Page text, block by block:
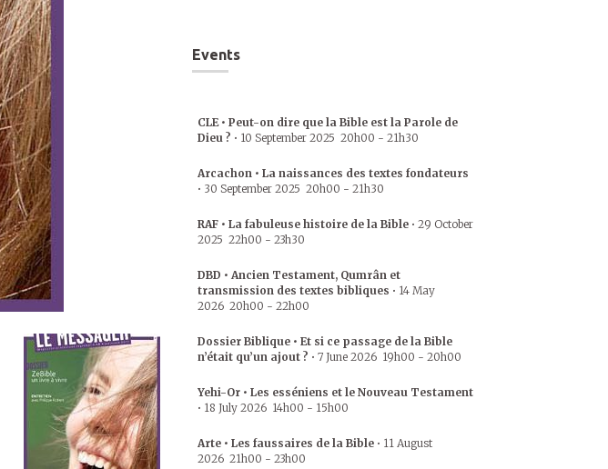
Events
CLE • Peut-on dire que la Bible est la Parole de
Dieu ? • 10 September 2025 20h00 - 21h30
Arcachon • La naissances des textes fondateurs
• 30 September 2025 20h00 - 21h30
RAF • La fabuleuse histoire de la Bible • 29 October
2025 22h00 - 23h30
DBD • Ancien Testament, Qumrân et
transmission des textes bibliques • 14 May
2026 20h00 - 22h00
Dossier Biblique • Et si ce passage de la Bible
n’était qu’un ajout ? • 7 June 2026 19h00 - 20h00
Yehi-Or • Les esséniens et le Nouveau Testament
• 18 July 2026 14h00 - 15h00
Arte • Les faussaires de la Bible • 11 August
2026 21h00 - 23h00